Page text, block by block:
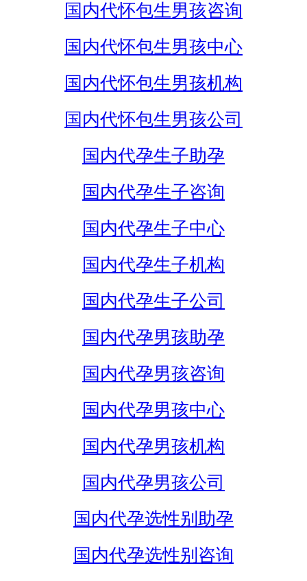
国内代怀包生男孩咨询
国内代怀包生男孩中心
国内代怀包生男孩机构
国内代怀包生男孩公司
国内代孕生子助孕
国内代孕生子咨询
国内代孕生子中心
国内代孕生子机构
国内代孕生子公司
国内代孕男孩助孕
国内代孕男孩咨询
国内代孕男孩中心
国内代孕男孩机构
国内代孕男孩公司
国内代孕选性别助孕
国内代孕选性别咨询